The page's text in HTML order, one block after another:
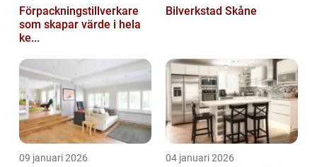
Förpackningstillverkare
som skapar värde i hela
ke...
Bilverkstad Skåne
09 januari 2026 04 januari 2026